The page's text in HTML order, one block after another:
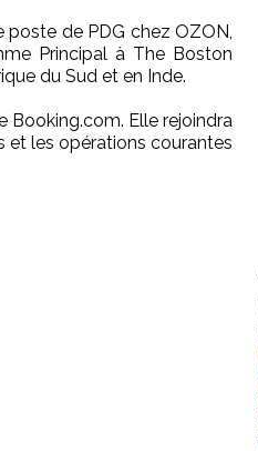
poste de PDG chez OZON,
Principal à The Boston
du Sud et en Inde.
Booking.com. Elle rejoindra
et les opérations courantes